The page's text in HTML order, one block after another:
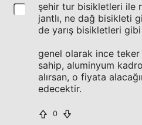
şehir tur bisikletleri ile
jantlı, ne dağ bisikleti
de yarış bisikletleri
genel olarak ince teker
sahip, aluminyum
alırsan, o fiyata
edecektir.
0